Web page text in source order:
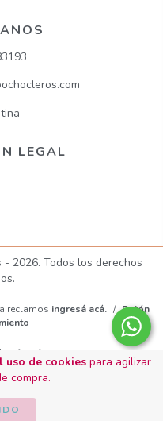
uso de cookiespara agilizar
compra.
LEGAL
2026. Todos los derechos
reclamos ingresá acá. / Botón